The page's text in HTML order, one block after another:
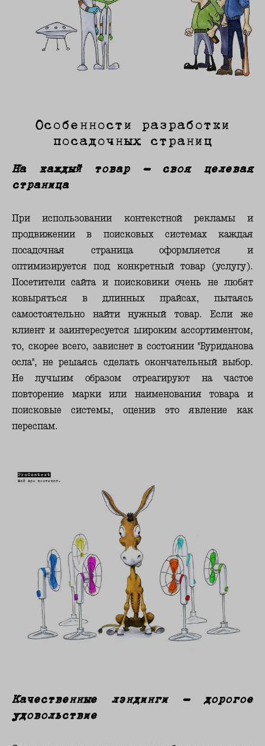
Особенности разработки
посадочных страниц
На каждый товар – своя целевая
страница
При использовании контекстной рекламы и
продвижении в поисковых системах каждая
посадочная страница оформляется и
оптимизируется под конкретный товар (услугу).
Посетители сайта и поисковики очень не любят
ковыряться в длинных прайсах, пытаясь
самостоятельно найти нужный товар. Если же
клиент и заинтересуется широким ассортиментом,
то, скорее всего, зависнет в состоянии "Буриданова
осла", не решаясь сделать окончательный выбор.
Не лучшим образом отреагируют на частое
повторение марки или наименования товара и
поисковые системы, оценив это явление как
переспам.
Качественные лэндинги – дорогое
удовольствие